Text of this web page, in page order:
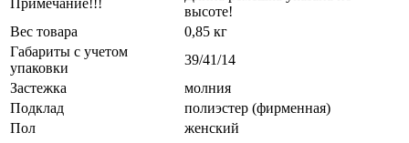
Примечание!!!
высоте!
Вес товара
0,85 кг
Габариты с учетом
упаковки
39/41/14
Застежка
молния
Подклад
полиэстер (фирменная)
Пол
женский